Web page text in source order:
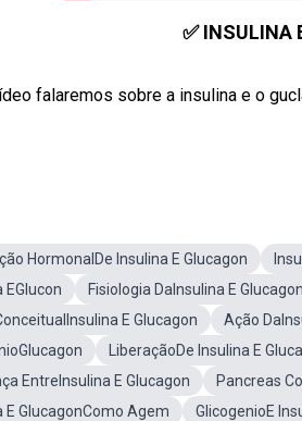
✅ INSULINA
falaremos sobre a insulina e o
HormonalDe Insulina E Glucagon
EGlucon
Fisiologia DaInsulina E Glucagon
E Glucagon
Ação
LiberaçãoDe Insulina E
EntreInsulina E Glucagon
Pancreas
E GlucagonComo Agem
GlicogenioE